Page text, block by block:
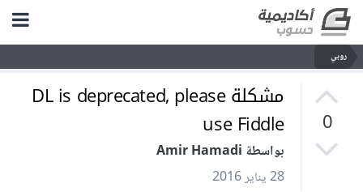
روبي
0
مشكلة DL is deprecated, please
use Fiddle
بواسطة Amir Hamadi
28 يناير 2016